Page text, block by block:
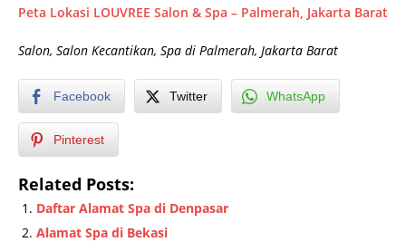
Peta Lokasi LOUVREE Salon & Spa – Palmerah, Jakarta Barat
Salon, Salon Kecantikan, Spa di Palmerah, Jakarta Barat
Facebook Twitter WhatsApp
Pinterest
Related Posts:
Daftar Alamat Spa di Denpasar
Alamat Spa di Bekasi